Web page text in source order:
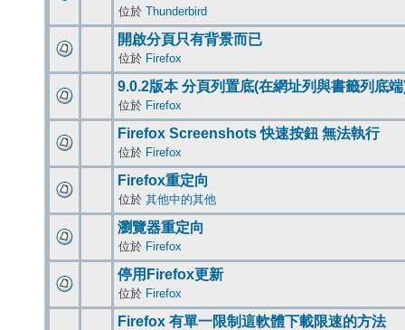
位於 Thunderbird
開啟分頁只有背景而已
位於 Firefox
9.0.2版本 分頁列置底(在網址列與書籤列底
位於 Firefox
Firefox Screenshots 快速按鈕 無法執行
位於 Firefox
Firefox重定向
位於 其他中的其他
瀏覽器重定向
位於 Firefox
停用Firefox更新
位於 Firefox
Firefox 有單一限制這軟體下載限速的方法